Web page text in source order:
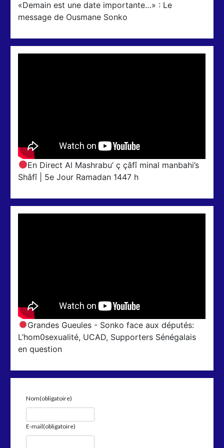
«Demain est une date importante…» : Le
message de Ousmane Sonko
En Direct Al Mashrabu’ ç çâfî minal manbahi’s
Shâfî | 5e Jour Ramadan 1447 h
Grandes Gueules - Sonko face aux députés:
L’hom0sexualité, UCAD, Supporters Sénégalais
en question
Nom(obligatoire)
E-mail(obligatoire)